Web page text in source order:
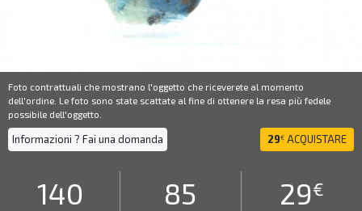
Foto contrattuali che mostrano l'oggetto che riceverete al momento
dell'ordine. Le foto sono state scattate al fine di ottenere la resa più fedele
possibile dell'oggetto.
Informazioni ? Fai una domanda 29€ ACQUISTARE
140 85 29€